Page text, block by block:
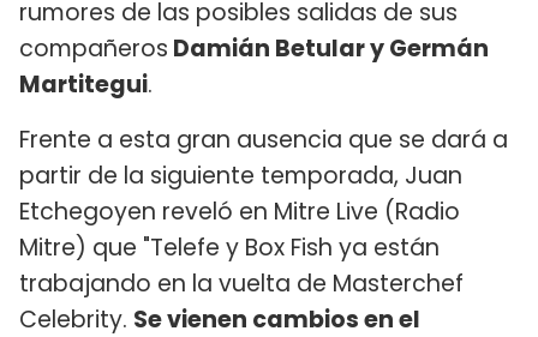
rumores de las posibles salidas de sus
compañeros Damián Betular y Germán
Martitegui.
Frente a esta gran ausencia que se dará a
partir de la siguiente temporada, Juan
Etchegoyen reveló en Mitre Live (Radio
Mitre) que "Telefe y Box Fish ya están
trabajando en la vuelta de Masterchef
Celebrity. Se vienen cambios en el